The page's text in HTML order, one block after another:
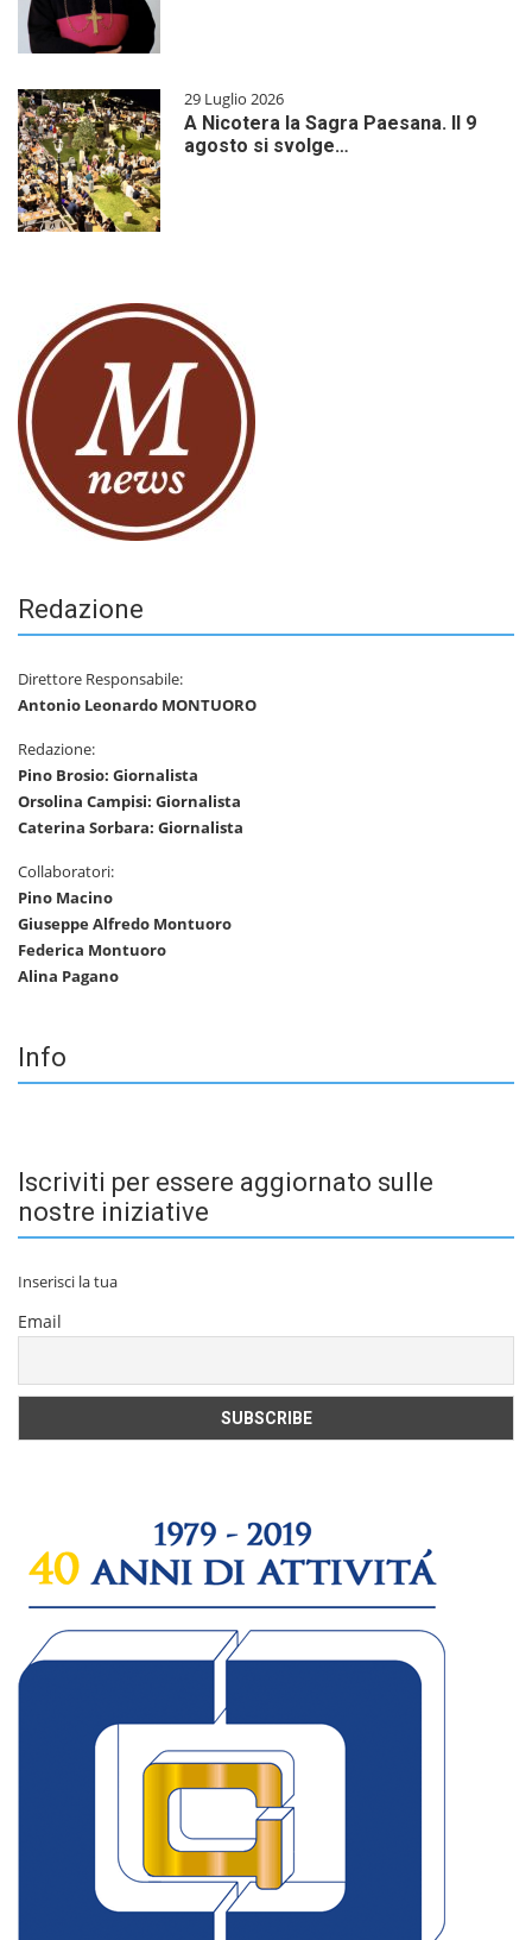
29 Luglio 2026
A Nicotera la Sagra Paesana. Il 9
agosto si svolge…
Redazione
Direttore Responsabile:
Antonio Leonardo MONTUORO
Redazione:
Pino Brosio: Giornalista
Orsolina Campisi: Giornalista
Caterina Sorbara: Giornalista
Collaboratori:
Pino Macino
Giuseppe Alfredo Montuoro
Federica Montuoro
Alina Pagano
Info
Iscriviti per essere aggiornato sulle
nostre iniziative
Inserisci la tua
Email